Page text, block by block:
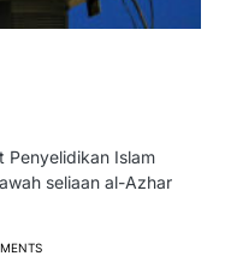
Penyelidikan Islam
seliaan al-Azhar